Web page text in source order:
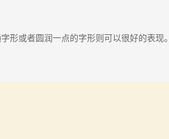
形或者圆润一点的字形则可以很好的表现。